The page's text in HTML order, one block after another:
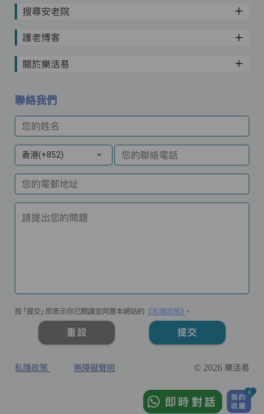
搜尋安老院
護老博客
關於樂活易
聯絡我們
您的姓名
香港(+852) 您的聯絡電話
您的電郵地址
請提出您的問題
按「提交」即表示你已閱讀並同意本網站的 《私隱政策》 。
重設 提交
私隱政策 無障礙聲明 © 2026 樂活易
即時對話
我的
收藏
0